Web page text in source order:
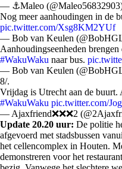
— ⚓Maleo
Nog meer aanhoudingen in de
pic.twitter.com/Xsg8KM2YUf
— Bob van Keulen
Aanhoudingseenheden
#WakuWaku naar bus.
— Bob van Keulen
8/.
Vrijdag is Utrecht aan de
#WakuWaku pic.twitter.com/
— Ajaxfriend❌❌❌2
Update 20.20 uur: De politie
afgevoerd met stadsbussen
het cellencomplex in Houten.
demonstreren voor het